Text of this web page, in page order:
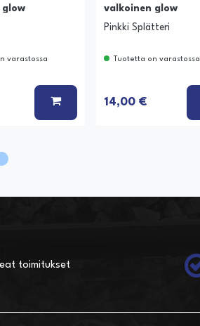
glow
varastossa
LISÄÄ KORIIN
valkoinen glow
Pinkki Splätteri
Tuotetta on varastossa
14,00 €
toimitukset